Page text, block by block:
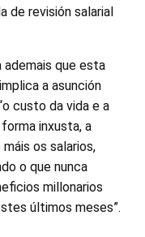
de revisión salarial
ademais que esta
a asunción
custo da vida e a
inxusta, a
os salarios,
o que nunca
millonarios
últimos meses”.